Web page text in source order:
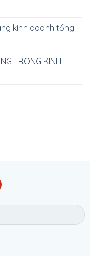
kinh doanh tổng
TRONG KINH